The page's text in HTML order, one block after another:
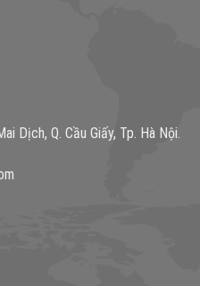
Dịch, Q. Cầu Giấy, Tp. Hà Nội.